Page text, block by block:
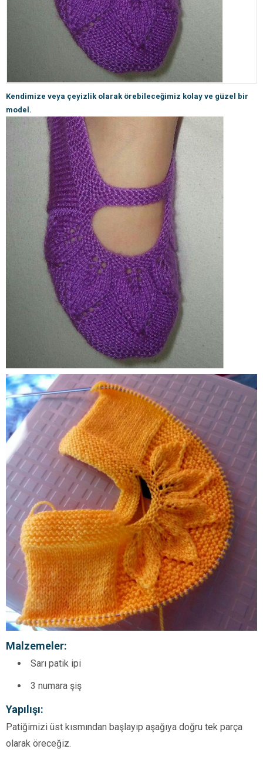
Kendimize veya çeyizlik olarak örebileceğimiz kolay ve güzel bir
model.
Malzemeler:
Sarı patik ipi
3 numara şiş
Yapılışı:
Patiğimizi üst kısmından başlayıp aşağıya doğru tek parça
olarak öreceğiz.